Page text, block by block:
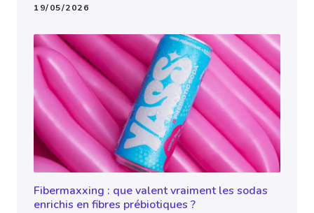
19/05/2026
Fibermaxxing : que valent vraiment les sodas
enrichis en fibres prébiotiques ?